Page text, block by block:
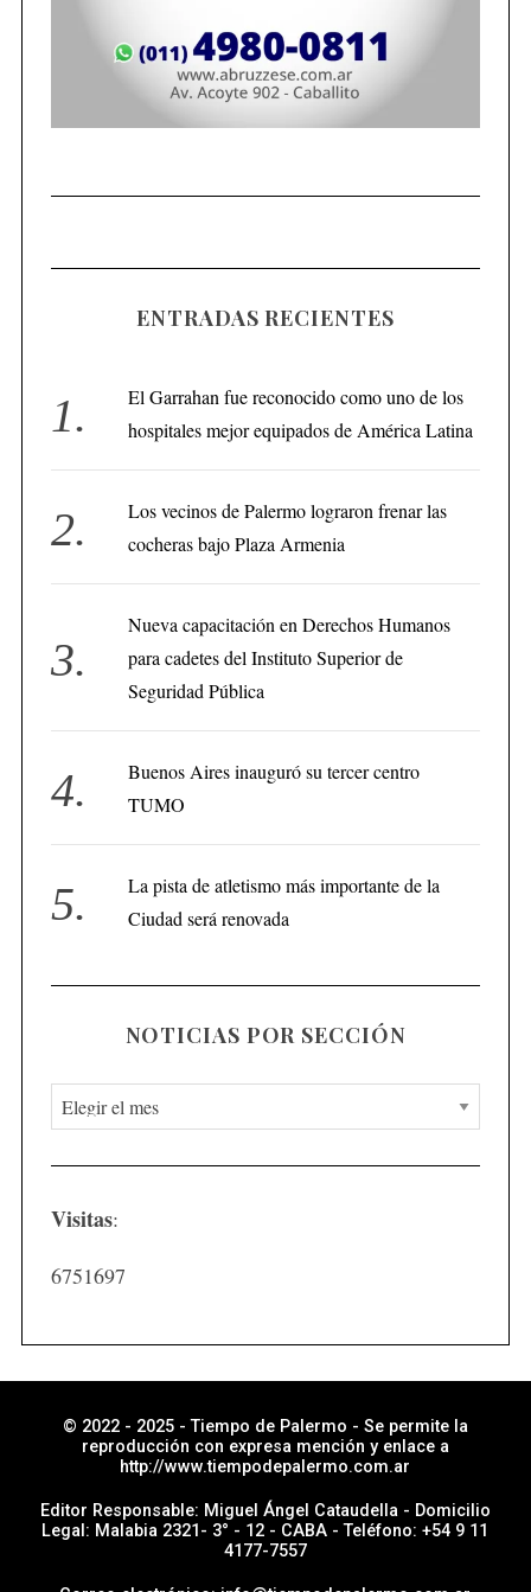
ENTRADAS RECIENTES
El Garrahan fue reconocido como uno de los
hospitales mejor equipados de América Latina
Los vecinos de Palermo lograron frenar las
cocheras bajo Plaza Armenia
Nueva capacitación en Derechos Humanos
para cadetes del Instituto Superior de
Seguridad Pública
Buenos Aires inauguró su tercer centro
TUMO
La pista de atletismo más importante de la
Ciudad será renovada
NOTICIAS POR SECCIÓN
N
o
t
c
i
e
c
Visitas:
6751697
© 2022 - 2025 - Tiempo de Palermo - Se permite la
reproducción con expresa mención y enlace a
http://www.tiempodepalermo.com.ar
Editor Responsable: Miguel Ángel Cataudella - Domicilio
Legal: Malabia 2321- 3° - 12 - CABA - Teléfono: +54 9 11
4177-7557